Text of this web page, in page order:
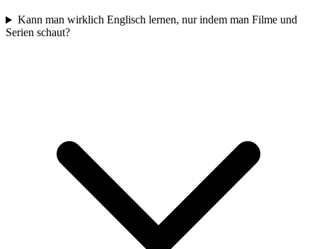
Kann man wirklich Englisch lernen, nur indem man Filme und
Serien schaut?